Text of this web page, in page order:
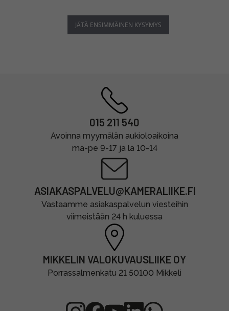
JÄTÄ ENSIMMÄINEN KYSYMYS
015 211 540
Avoinna myymälän aukioloaikoina
ma-pe 9-17 ja la 10-14
ASIAKASPALVELU@KAMERALIIKE.FI
Vastaamme asiakaspalvelun viesteihin
viimeistään 24 h kuluessa
MIKKELIN VALOKUVAUSLIIKE OY
Porrassalmenkatu 21 50100 Mikkeli